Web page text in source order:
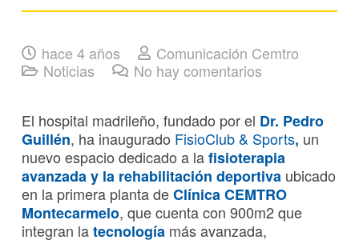
hace 4 años
Comunicación Cemtro
Noticias
No hay comentarios
El hospital madrileño, fundado por el Dr. Pedro
Guillén, ha inaugurado FisioClub & Sports, un
nuevo espacio dedicado a lafisioterapia
avanzada y la rehabilitación deportiva ubicado
en la primera planta deClínica CEMTRO
Montecarmelo, que cuenta con 900m2 que
integran latecnología más avanzada,